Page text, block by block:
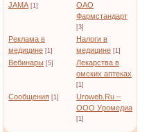
JAMA [1]
ОАО
Фармстандарт
[3]
Реклама в
медицине [1]
Налоги в
медицине [1]
Вебинары [5]
Лекарства в
омских аптеках
[1]
Сообщения [1]
Uroweb.Ru –
ООО Уромедиа
[1]